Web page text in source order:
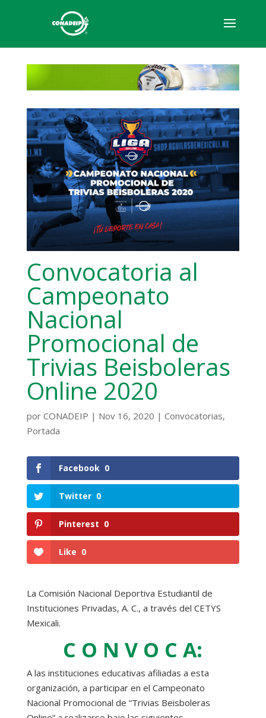
Convocatoria al
Campeonato
Nacional
Promocional de
Trivias Beisboleras
Online 2020
por CONADEIP | Nov 16, 2020 | Convocatorias,
Portada
Facebook 0
Twitter 0
Pinterest 0
Like 0
La Comisión Nacional Deportiva Estudiantil de
Instituciones Privadas, A. C., a través del CETYS
Mexicali.
C O N V O C A:
A las instituciones educativas afiliadas a esta
organización, a participar en el Campeonato
Nacional Promocional de “Trivias Beisboleras